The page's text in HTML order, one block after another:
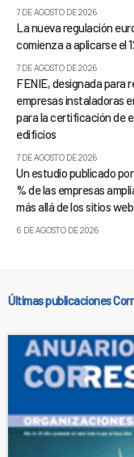
7 DE AGOSTO DE 2026
La nueva regulación
comienza a aplicarse el
7 DE AGOSTO DE 2026
FENIE, designada para
empresas instaladoras
para la certificación de
edificios
7 DE AGOSTO DE 2026
Un estudio publicado
% de las empresas
más allá de los sitios web
6 DE AGOSTO DE 2026
Últimas publicaciones